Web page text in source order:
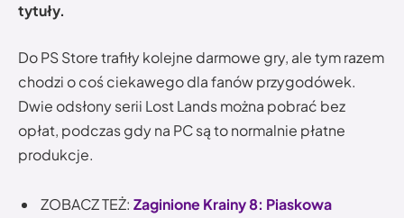
tytuły.
Do PS Store trafiły kolejne darmowe gry, ale tym razem
chodzi o coś ciekawego dla fanów przygodówek.
Dwie odsłony serii Lost Lands można pobrać bez
opłat, podczas gdy na PC są to normalnie płatne
produkcje.
ZOBACZ TEŻ: Zaginione Krainy 8: Piaskowa